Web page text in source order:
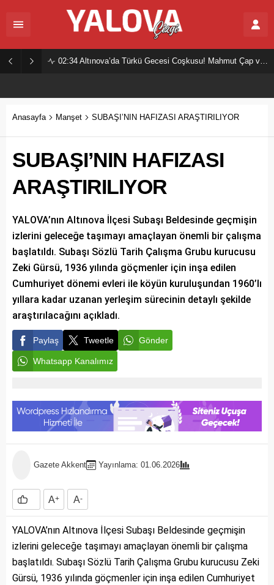
02:34 Altınova’da Türkü Gecesi Coşkusu! Mahmut Çap ve Ekibi Vatandaşları Buluşturdu
Anasayfa Manşet SUBAŞI’NIN HAFIZASI ARAŞTIRILIYOR
SUBAŞI’NIN HAFIZASI
ARAŞTIRILIYOR
YALOVA’nın Altınova İlçesi Subaşı Beldesinde geçmişin
izlerini geleceğe taşımayı amaçlayan önemli bir çalışma
başlatıldı. Subaşı Sözlü Tarih Çalışma Grubu kurucusu
Zeki Gürsü, 1936 yılında göçmenler için inşa edilen
Cumhuriyet dönemi evleri ile köyün kuruluşundan 1960’lı
yıllara kadar uzanan yerleşim sürecinin detaylı şekilde
araştırılacağını açıkladı.
Paylaş Tweetle Gönder
Whatsapp Kanalımız
Gazete Akkent Yayınlama: 01.06.2026
A+ A-
YALOVA’nın Altınova İlçesi Subaşı Beldesinde geçmişin
izlerini geleceğe taşımayı amaçlayan önemli bir çalışma
başlatıldı. Subaşı Sözlü Tarih Çalışma Grubu kurucusu Zeki
Gürsü, 1936 yılında göçmenler için inşa edilen Cumhuriyet